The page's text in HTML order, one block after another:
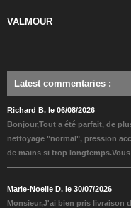
VALMOUR
Latest commentaries :
Richard B. le 06/08/2026
Bonjour,Tout a été parfait, de
nettoyage "normal", pression
de mains si trop
Marie-Noelle D. le 30/07/2026
Monsieur,J'ai bien pris livraison